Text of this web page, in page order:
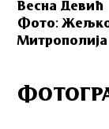
Весна Девић
Фото: